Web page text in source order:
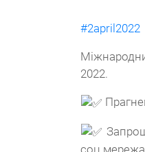
#2april2022
2022.